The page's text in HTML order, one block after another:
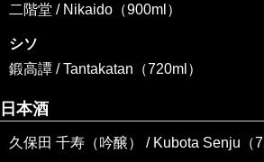
二階堂 / Nikaido（900ml）
シソ
鍛高譚 / Tantakatan（720ml）
日本酒
久保田 千寿（吟醸） / Kubota Senju（